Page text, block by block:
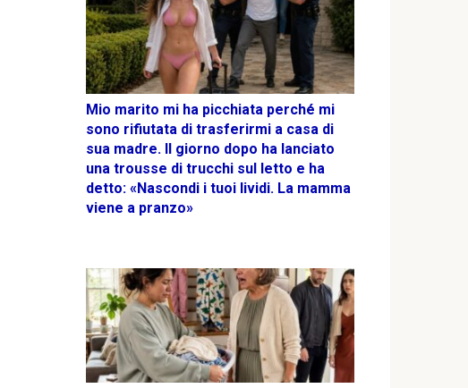
Mio marito mi ha picchiata perché mi
sono rifiutata di trasferirmi a casa di
sua madre. Il giorno dopo ha lanciato
una trousse di trucchi sul letto e ha
detto: «Nascondi i tuoi lividi. La mamma
viene a pranzo»